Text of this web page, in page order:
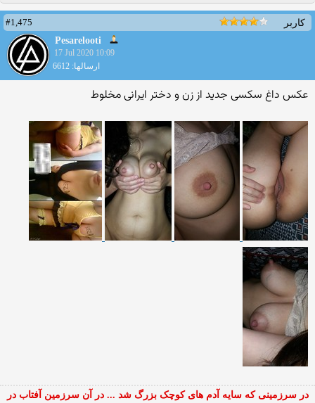
کاربر
#1,475
Pesarelooti
17 Jul 2020 10:09
ارسالها: 6612
عکس داغ سکسی جدید از زن و دختر ایرانی مخلوط
در سرزمینی که سایه آدم های کوچک بزرگ شد ... در آن سرزمین آفتاب در